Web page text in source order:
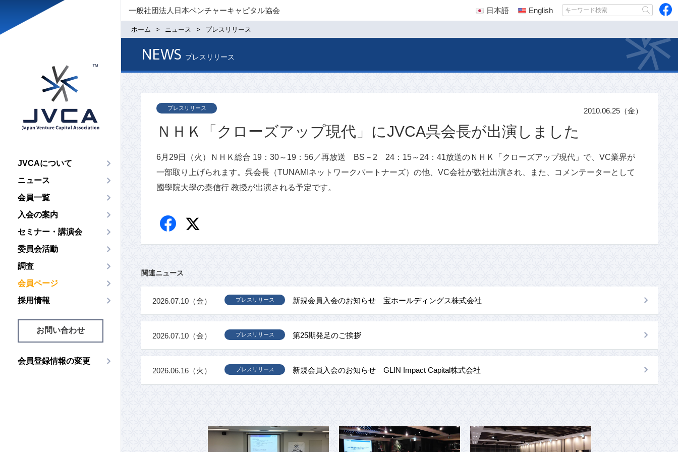
JVCAについて
ニュース
会員一覧
入会の案内
セミナー・講演会
委員会活動
調査
会員ページ
採用情報
お問い合わせ
会員登録情報の変更
一般社団法人日本ベンチャーキャピタル協会 日本語 English
ホーム ニュース プレスリリース
NEWS プレスリリース
ＮＨＫ「クローズアップ現代」にJVCA呉会長が出演しました
プレスリリース 2010.06.25（金）
6月29日（火）ＮＨＫ総合 19：30～19：56／再放送 BS－2 24：15～24：41放送のＮＨＫ「クローズアップ現代」で、VC業界が
一部取り上げられます。呉会長（TUNAMIネットワークパートナーズ）の他、VC会社が数社出演され、また、コメンテーターとして
國學院大學の秦信行 教授が出演される予定です。
関連ニュース
新規会員入会のお知らせ 宝ホールディングス株式会社
プレスリリース
2026.07.10（金）
第25期発足のご挨拶
プレスリリース
2026.07.10（金）
新規会員入会のお知らせ GLIN Impact Capital株式会社
プレスリリース
2026.06.16（火）